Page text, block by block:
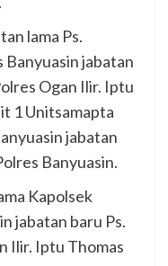
lama Ps.
Banyuasin jabatan
Ogan Ilir. Iptu
1 Unitsamapta
jabatan
Banyuasin.
Kapolsek
jabatan baru Ps.
Ilir. Iptu Thomas